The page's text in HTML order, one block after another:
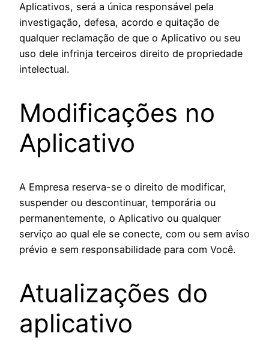
Aplicativos, será a única responsável pela
investigação, defesa, acordo e quitação de
qualquer reclamação de que o Aplicativo ou seu
uso dele infrinja terceiros direito de propriedade
intelectual.
Modificações no
Aplicativo
A Empresa reserva-se o direito de modificar,
suspender ou descontinuar, temporária ou
permanentemente, o Aplicativo ou qualquer
serviço ao qual ele se conecte, com ou sem aviso
prévio e sem responsabilidade para com Você.
Atualizações do
aplicativo